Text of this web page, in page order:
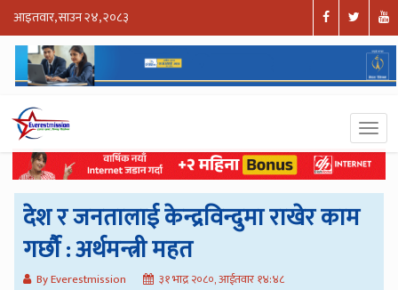
आइतवार, साउन २४, २०८३
देश र जनतालाई केन्द्रविन्दुमा राखेर काम
गर्छौ : अर्थमन्त्री महत
By Everestmission ३१ भाद्र २०८०, आईतवार १४:४८